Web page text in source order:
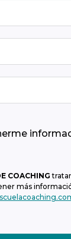
COACHING
más